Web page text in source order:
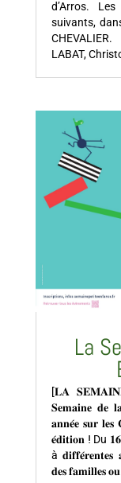
d’Arros.
suivants,
LABAT,
La
[𝐋𝐀
𝐒𝐞𝐦𝐚𝐢𝐧𝐞 𝐝𝐞
𝐚𝐧𝐧𝐞́𝐞 𝐬𝐮𝐫
𝐞́𝐝𝐢𝐭𝐢𝐨𝐧 ⵑ Du
à 𝐝𝐢𝐟𝐟𝐞́𝐫𝐞𝐧𝐭𝐞𝐬
𝐝𝐞𝐬 𝐟𝐚𝐦𝐢𝐥𝐥𝐞𝐬